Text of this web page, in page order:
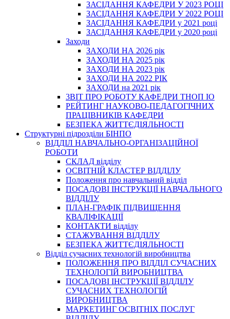
ЗАСІДАННЯ КАФЕДРИ У 2023 РОЦІ
ЗАСІДАННЯ КАФЕДРИ У 2022 РОЦІ
ЗАСІДАННЯ КАФЕДРИ у 2021 році
ЗАСІДАННЯ КАФЕДРИ у 2020 році
Заходи
ЗАХОДИ НА 2026 рік
ЗАХОДИ НА 2025 рік
ЗАХОДИ НА 2023 рік
ЗАХОДИ НА 2022 РІК
ЗАХОДИ на 2021 рік
3BIT ПРО РОБОТУ КАФЕДРИ ТНОП ІО
РЕЙТИНГ НАУКОВО-ПЕДАГОГІЧНИХ
ПРАЦІВНИКІВ КАФЕДРИ
БЕЗПЕКА ЖИТТЄДІЯЛЬНОСТІ
Структурні підрозділи БІНПО
ВІДДІЛ НАВЧАЛЬНО-ОРГАНІЗАЦІЙНОЇ
РОБОТИ
СКЛАД відділу
ОСВІТНІЙ КЛАСТЕР ВІДДІЛУ
Положення про навчальний вiддiл
ПОСАДОВІ ІНСТРУКЦІЇ НАВЧАЛЬНОГО
ВІДДІЛУ
ПЛАН-ГРАФІК ПІДВИЩЕННЯ
КВАЛІФІКАЦІЇ
КОНТАКТИ відділу
СТАЖУВАННЯ ВІДДІЛУ
БЕЗПЕКА ЖИТТЄДІЯЛЬНОСТІ
Відділ сучасних технологій виробництва
ПОЛОЖЕННЯ ПРО ВІДДІЛ СУЧАСНИХ
ТЕХНОЛОГІЙ ВИРОБНИЦТВА
ПОСАДОВІ ІНСТРУКЦІЇ ВІДДІЛУ
СУЧАСНИХ ТЕХНОЛОГІЙ
ВИРОБНИЦТВА
МАРКЕТИНГ ОСВІТНІХ ПОСЛУГ